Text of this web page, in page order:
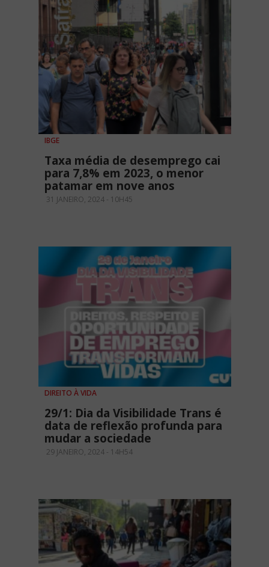
IBGE
Taxa média de desemprego cai
para 7,8% em 2023, o menor
patamar em nove anos
31 JANEIRO, 2024 - 10H45
DIREITO À VIDA
29/1: Dia da Visibilidade Trans é
data de reflexão profunda para
mudar a sociedade
29 JANEIRO, 2024 - 14H54